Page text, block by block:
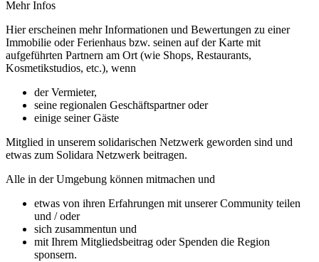
Mehr Infos
Hier erscheinen mehr Informationen und Bewertungen zu einer
Immobilie oder Ferienhaus bzw. seinen auf der Karte mit
aufgeführten Partnern am Ort (wie Shops, Restaurants,
Kosmetikstudios, etc.), wenn
der Vermieter,
seine regionalen Geschäftspartner oder
einige seiner Gäste
Mitglied in unserem solidarischen Netzwerk geworden sind und
etwas zum Solidara Netzwerk beitragen.
Alle in der Umgebung können mitmachen und
etwas von ihren Erfahrungen mit unserer Community teilen
und / oder
sich zusammentun und
mit Ihrem Mitgliedsbeitrag oder Spenden die Region
sponsern.